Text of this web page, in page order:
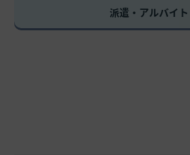
派遣・アルバイト